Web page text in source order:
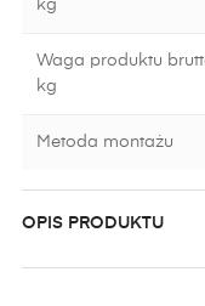
kg
Waga produktu
kg
Metoda montażu
OPIS PRODUKTU